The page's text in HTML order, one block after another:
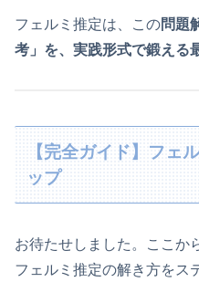
フェルミ推定は、この問題
考」を、実践形式で鍛える
【完全ガイド】フェ
ップ
お待たせしました。ここか
フェルミ推定の解き方をス